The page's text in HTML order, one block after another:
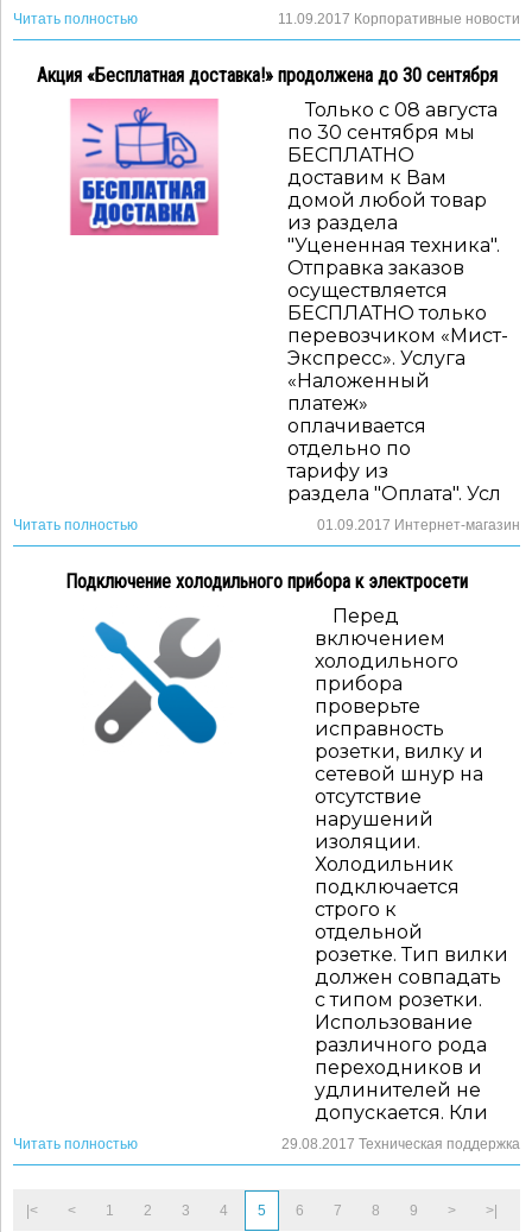
Читать полностью 11.09.2017 Корпоративные новости
Акция «Бесплатная доставка!» продолжена до 30 сентября
Только с 08 августа
по 30 сентября мы
БЕСПЛАТНО
доставим к Вам
домой любой товар
из раздела
"Уцененная техника".
Отправка заказов
осуществляется
БЕСПЛАТНО только
перевозчиком «Мист-
Экспресс». Услуга
«Наложенный
платеж»
оплачивается
отдельно по
тарифу из
раздела "Оплата". Усл
Читать полностью 01.09.2017 Интернет-магазин
Подключение холодильного прибора к электросети
Перед
включением
холодильного
прибора
проверьте
исправность
розетки, вилку и
сетевой шнур на
отсутствие
нарушений
изоляции.
Холодильник
подключается
строго к
отдельной
розетке. Тип вилки
должен совпадать
с типом розетки.
Использование
различного рода
переходников и
удлинителей не
допускается. Кли
Читать полностью 29.08.2017 Техническая поддержка
|< < 1 2 3 4 5 6 7 8 9 > >|